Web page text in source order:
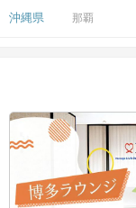
時間
沖縄県 那覇